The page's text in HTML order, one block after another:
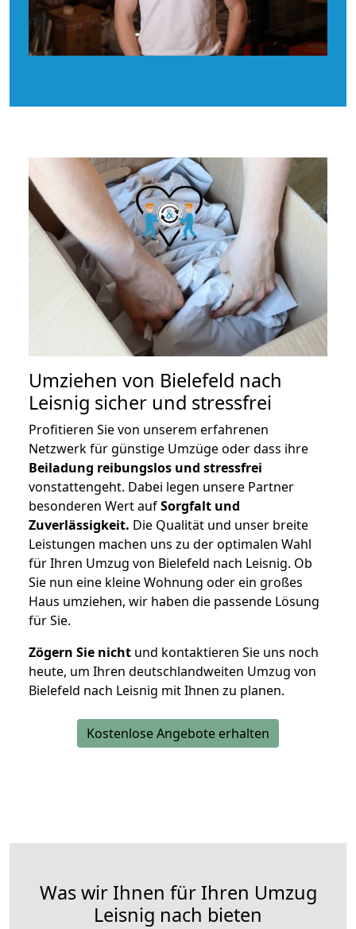
Umziehen von Bielefeld nach
Leisnig sicher und stressfrei
Profitieren Sie von unserem erfahrenen
Netzwerk für günstige Umzüge oder dass ihre
Beiladung reibungslos und stressfrei
vonstattengeht. Dabei legen unsere Partner
besonderen Wert aufSorgfalt und
Zuverlässigkeit. Die Qualität und unser breite
Leistungen machen uns zu der optimalen Wahl
für Ihren Umzug von Bielefeld nach Leisnig. Ob
Sie nun eine kleine Wohnung oder ein großes
Haus umziehen, wir haben die passende Lösung
für Sie.
Zögern Sie nicht und kontaktieren Sie uns noch
heute, um Ihren deutschlandweiten Umzug von
Bielefeld nach Leisnig mit Ihnen zu planen.
Kostenlose Angebote erhalten
Was wir Ihnen für Ihren Umzug
Leisnig nach bieten